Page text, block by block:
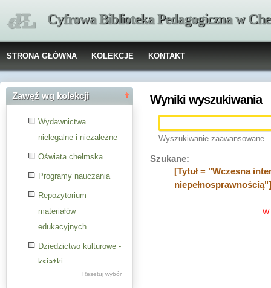
Cyfrowa Biblioteka Pedagogiczna w
STRONA GŁÓWNA KOLEKCJE KONTAKT
Zawęź wg kolekcji
Wydawnictwa
nielegalne i niezależne
Oświata chełmska
Programy nauczania
Repozytorium
materiałów
edukacyjnych
Dziedzictwo kulturowe -
książki
Resetuj wybór
Wyniki wyszukiwania
Wyszukiwanie zaawansowane...
Szukane:
[Tytuł = "Wczesna
W